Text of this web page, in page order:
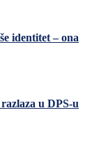
identitet – ona
u DPS-u